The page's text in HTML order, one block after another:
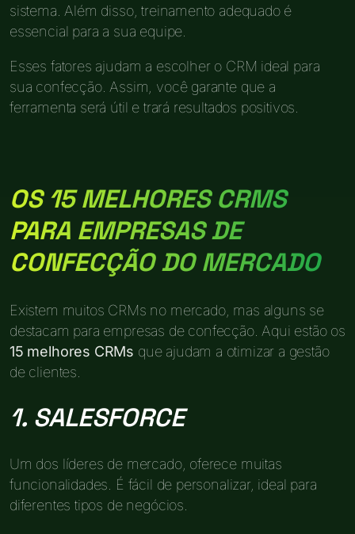
sistema. Além disso, treinamento adequado é
essencial para a sua equipe.
Esses fatores ajudam a escolher o CRM ideal para
sua confecção. Assim, você garante que a
ferramenta será útil e trará resultados positivos.
OS 15 MELHORES CRMS
PARA EMPRESAS DE
CONFECÇÃO DO MERCADO
Existem muitos CRMs no mercado, mas alguns se
destacam para empresas de confecção. Aqui estão os
15 melhores CRMs que ajudam a otimizar a gestão
de clientes.
1. SALESFORCE
Um dos líderes de mercado, oferece muitas
funcionalidades. É fácil de personalizar, ideal para
diferentes tipos de negócios.